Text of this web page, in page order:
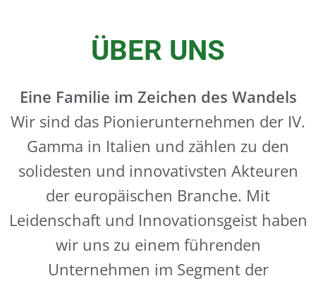
ÜBER UNS
Eine Familie im Zeichen des Wandels
Wir sind das Pionierunternehmen der IV.
Gamma in Italien und zählen zu den
solidesten und innovativsten Akteuren
der europäischen Branche. Mit
Leidenschaft und Innovationsgeist haben
wir uns zu einem führenden
Unternehmen im Segment der